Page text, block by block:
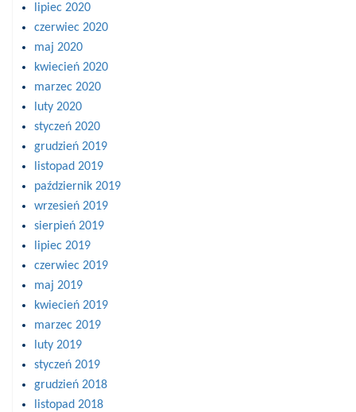
lipiec 2020
czerwiec 2020
maj 2020
kwiecień 2020
marzec 2020
luty 2020
styczeń 2020
grudzień 2019
listopad 2019
październik 2019
wrzesień 2019
sierpień 2019
lipiec 2019
czerwiec 2019
maj 2019
kwiecień 2019
marzec 2019
luty 2019
styczeń 2019
grudzień 2018
listopad 2018